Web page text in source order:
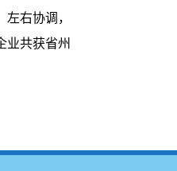
右协调，
业共获省州